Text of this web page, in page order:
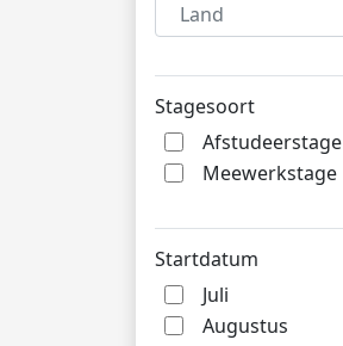
Land
Stagesoort
Afstudeerstage
Meewerkstage
Startdatum
Juli
Augustus